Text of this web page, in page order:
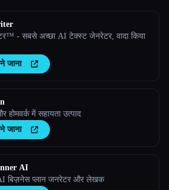
- सबसे अच्छा AI टेक्स्ट जेनरेटर, वादा किया
जाना
में सहायता उत्पाद
जाना
AI
बिज़नेस प्लान जनरेटर और लेखक